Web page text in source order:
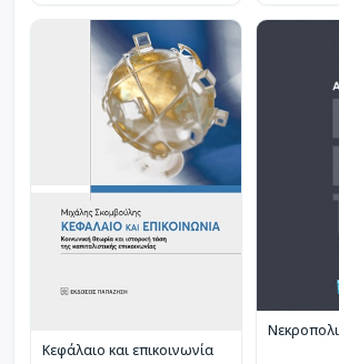
Κεφάλαιο και επικοινωνία